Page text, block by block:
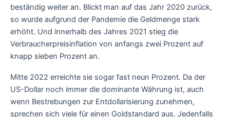
beständig weiter an. Blickt man auf das Jahr 2020 zurück,
so wurde aufgrund der Pandemie die Geldmenge stark
erhöht. Und innerhalb des Jahres 2021 stieg die
Verbraucherpreisinflation von anfangs zwei Prozent auf
knapp sieben Prozent an.
Mitte 2022 erreichte sie sogar fast neun Prozent. Da der
US-Dollar noch immer die dominante Währung ist, auch
wenn Bestrebungen zur Entdollarisierung zunehmen,
sprechen sich viele für einen Goldstandard aus. Jedenfalls